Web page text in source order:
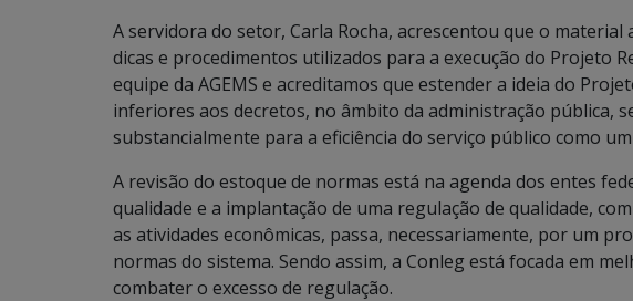
A servidora do setor, Carla Rocha, acrescentou que o
dicas e procedimentos utilizados para a execução do Projeto
equipe da AGEMS e acreditamos que estender a ideia do
inferiores aos decretos, no âmbito da administração pública,
substancialmente para a eficiência do serviço público como
A revisão do estoque de normas está na agenda dos entes
qualidade e a implantação de uma regulação de qualidade,
as atividades econômicas, passa, necessariamente, por um
normas do sistema. Sendo assim, a Conleg está focada em
combater o excesso de regulação.